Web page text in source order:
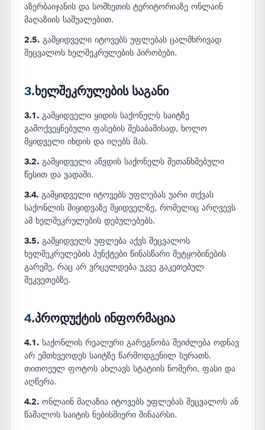
აზერბაიჯანის და სომხეთის ტერიტორიაზე ონლაინ
მაღაზიის საშუალებით.
2.5. გამყიდველი იტოვებს უფლებას ცალმხრივად
შეცვალოს ხელშეკრულების პირობები.
3.ხელშეკრულების საგანი
3.1. გამყიდველი ყიდის საქონელს საიტზე
გამოქვეყნებული ფასების შესაბამისად, ხოლო
მყიდველი იხდის და იღებს მას.
3.2. გამყიდველი აწვდის საქონელს შეთანხმებული
წესით და ვადაში.
3.4. გამყიდველი იტოვებს უფლებას უარი თქვას
საქონლის მიყიდვაზე მყიდველზე, რომელიც არღვევს
ამ ხელშეკრულების დებულებებს.
3.5. გამყიდველს უფლება აქვს შეცვალოს
ხელშეკრულების პუნქტები წინასწარი შეტყობინების
გარეშე, რაც არ ვრცელდება უკვე გაკეთებულ
შეკვეთებზე.
4.პროდუქტის ინფორმაცია
4.1. საქონლის რეალური გარეგნობა შეიძლება ოდნავ
არ ემთხვეოდეს საიტზე წარმოდგენილ სურათს.
თითოეულ ფოტოს ახლავს სტატიის ნომერი, ფასი და
აღწერა.
4.2. ონლაინ მაღაზია იტოვებს უფლებას შეცვალოს ან
წაშალოს საიტის ნებისმიერი შინაარსი.